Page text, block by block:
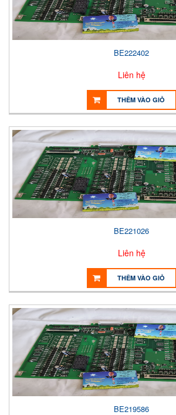
BE222402
Liên hệ
THÊM VÀO GIỎ
BE221026
Liên hệ
THÊM VÀO GIỎ
BE219586